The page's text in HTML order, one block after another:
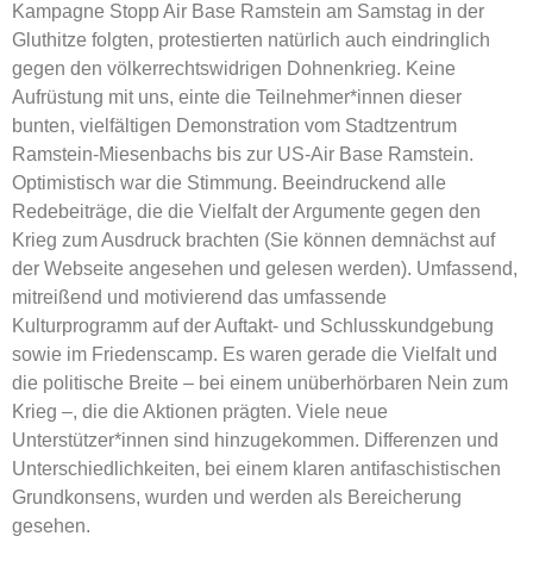
Kampagne Stopp Air Base Ramstein am Samstag in der
Gluthitze folgten, protestierten natürlich auch eindringlich
gegen den völkerrechtswidrigen Dohnenkrieg. Keine
Aufrüstung mit uns, einte die Teilnehmer*innen dieser
bunten, vielfältigen Demonstration vom Stadtzentrum
Ramstein-Miesenbachs bis zur US-Air Base Ramstein.
Optimistisch war die Stimmung. Beeindruckend alle
Redebeiträge, die die Vielfalt der Argumente gegen den
Krieg zum Ausdruck brachten (Sie können demnächst auf
der Webseite angesehen und gelesen werden). Umfassend,
mitreißend und motivierend das umfassende
Kulturprogramm auf der Auftakt- und Schlusskundgebung
sowie im Friedenscamp. Es waren gerade die Vielfalt und
die politische Breite – bei einem unüberhörbaren Nein zum
Krieg –, die die Aktionen prägten. Viele neue
Unterstützer*innen sind hinzugekommen. Differenzen und
Unterschiedlichkeiten, bei einem klaren antifaschistischen
Grundkonsens, wurden und werden als Bereicherung
gesehen.